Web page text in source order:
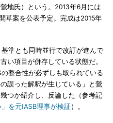
地氏）という。2013年6月には
草案を公表予定。完成は2015年
準とも同時並行で改訂が進んで
い項目が併存している状態だ。
の整合性が必ずしも取られている
誤った解釈が生じている」と鶯
つか紹介し、反論した（参考記
」を元IASB理事が検証）。